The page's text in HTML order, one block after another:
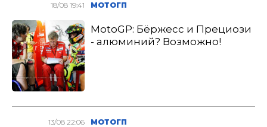
18/08 19:41 МОТОГП
MotoGP: Бёржесс и Прециози
- алюминий? Возможно!
13/08 22:06 МОТОГП